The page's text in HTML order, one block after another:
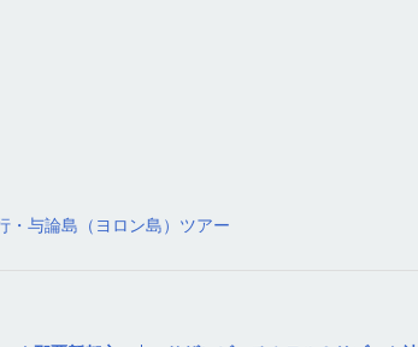
・与論島（ヨロン島）ツアー